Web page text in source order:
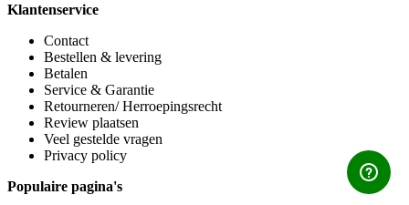
Klantenservice
Contact
Bestellen & levering
Betalen
Service & Garantie
Retourneren/ Herroepingsrecht
Review plaatsen
Veel gestelde vragen
Privacy policy
Populaire pagina's